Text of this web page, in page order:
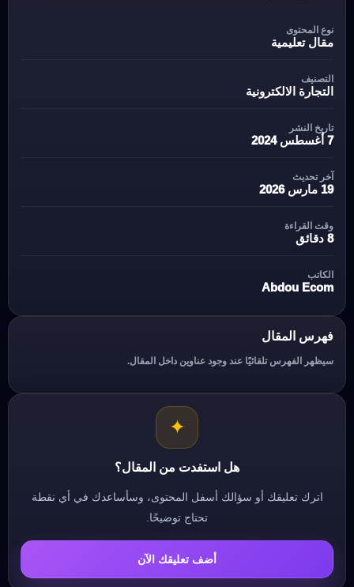
نوع المحتوى
مقال تعليمية
التصنيف
التجارة الالكترونية
تاريخ النشر
7 أغسطس 2024
آخر تحديث
19 مارس 2026
وقت القراءة
8 دقائق
الكاتب
Abdou Ecom
فهرس المقال
سيظهر الفهرس تلقائيًا عند وجود عناوين داخل المقال.
✦
هل استفدت من المقال؟
اترك تعليقك أو سؤالك أسفل المحتوى، وسأساعدك في أي نقطة
تحتاج توضيحًا.
أضف تعليقك الآن